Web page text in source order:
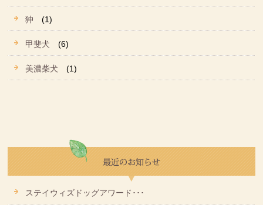
狆 (1)
甲斐犬 (6)
美濃柴犬 (1)
ステイウィズドッグアワード･･･